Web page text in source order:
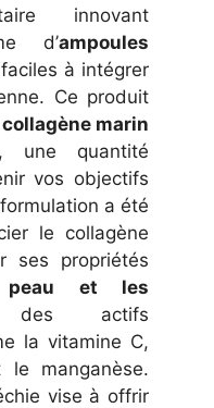
innovant
d’ampoules
à intégrer
Ce produit
marin
une quantité
vos objectifs
a été
le collagène
ses propriétés
peau et les
actifs
la vitamine C,
le manganèse.
vise à offrir